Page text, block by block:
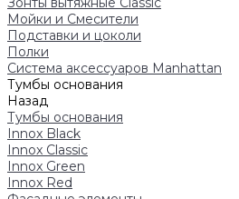
Мойки и Смесители
Подставки и цоколи
Полки
Система аксессуаров Manhattan
Тумбы основания
Назад
Тумбы основания
Innox Black
Innox Classic
Innox Green
Innox Red